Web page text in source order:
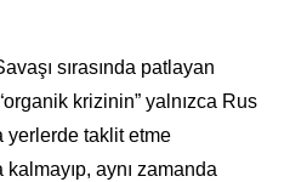
sırasında patlayan
krizinin” yalnızca Rus
yerlerde taklit etme
aynı zamanda